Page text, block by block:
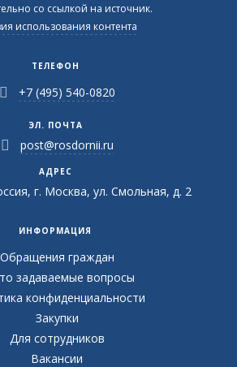
со ссылкой на источник.
использования контента
ТЕЛЕФОН
+7 (495) 540-0820
ЭЛ. ПОЧТА
post@rosdornii.ru
АДРЕС
г. Москва, ул. Смольная, д. 2
ИНФОРМАЦИЯ
Обращения граждан
задаваемые вопросы
конфиденциальности
Закупки
Для сотрудников
Вакансии